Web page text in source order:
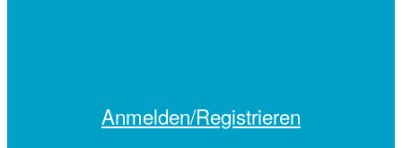
Anmelden/Registrieren